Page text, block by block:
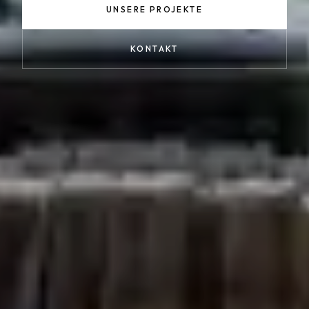
Auszeichnungen
Kontakt
UNSERE PROJEKTE
KONTAKT